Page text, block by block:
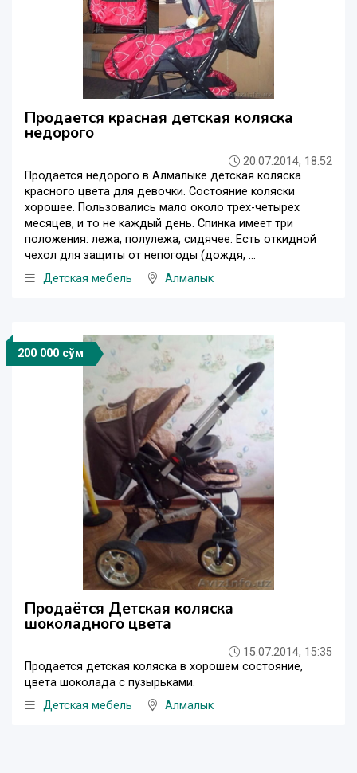
Продается красная детская коляска
недорого
20.07.2014, 18:52
Продается недорого в Алмалыке детская коляска
красного цвета для девочки. Состояние коляски
хорошее. Пользовались мало около трех-четырех
месяцев, и то не каждый день. Спинка имеет три
положения: лежа, полулежа, сидячее. Есть откидной
чехол для защиты от непогоды (дождя, ...
Детская мебель
Алмалык
200 000 сўм
Продаётся Детская коляска
шоколадного цвета
15.07.2014, 15:35
Продается детская коляска в хорошем состояние,
цвета шоколада с пузырьками.
Детская мебель
Алмалык